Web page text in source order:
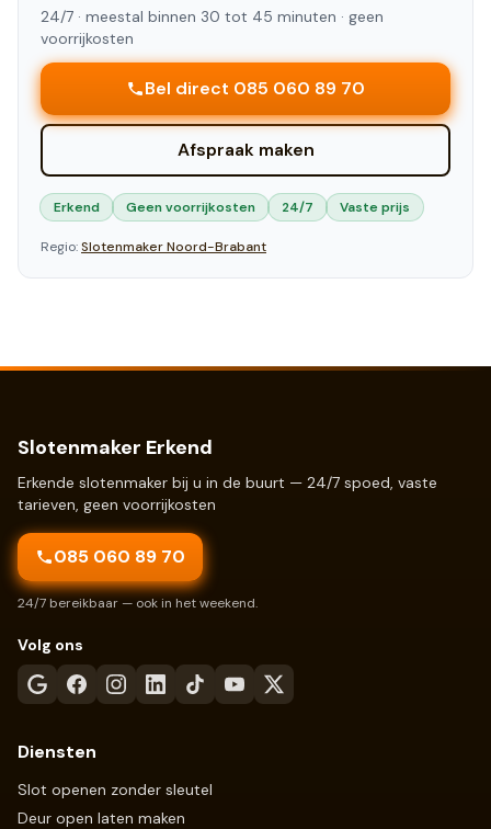
24/7 · meestal binnen 30 tot 45 minuten · geen
voorrijkosten
Bel direct 085 060 89 70
Afspraak maken
Erkend Geen voorrijkosten 24/7 Vaste prijs
Regio:SlotenmakerNoord-Brabant
Slotenmaker Erkend
Erkende slotenmaker bij u in de buurt — 24/7 spoed, vaste
tarieven, geen voorrijkosten
085 060 89 70
24/7 bereikbaar — ook in het weekend.
Volg ons
Diensten
Slot openen zonder sleutel
Deur open laten maken